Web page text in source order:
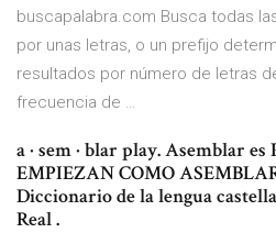
buscapalabra.com Busca todas
por unas letras, o un prefijo
resultados por número de letras
frecuencia de …
a · sem · blar play. Asemblar
EMPIEZAN COMO
Diccionario de la lengua
Real .